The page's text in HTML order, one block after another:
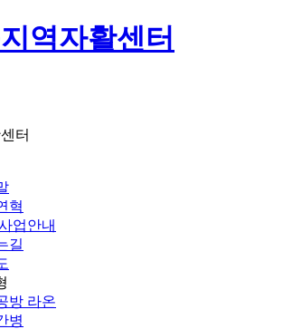
역자활센터
터
혁
업안내
길
방 라온
병